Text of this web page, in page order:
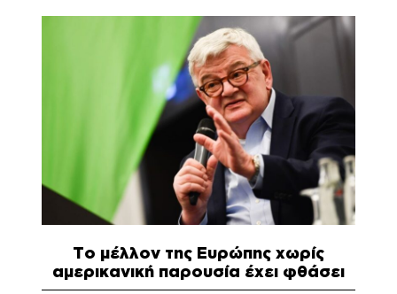
Το μέλλον της Ευρώπης χωρίς
αμερικανική παρουσία έχει φθάσει